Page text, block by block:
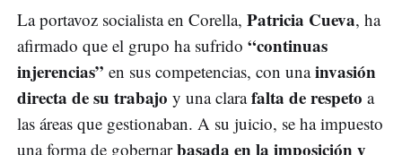
La portavoz socialista en Corella, Patricia Cueva, ha
afirmado que el grupo ha sufrido “continuas
injerencias” en sus competencias, con unainvasión
directa de su trabajo y una clarafalta de respeto a
las áreas que gestionaban. A su juicio, se ha impuesto
una forma de gobernarbasada en la imposición y